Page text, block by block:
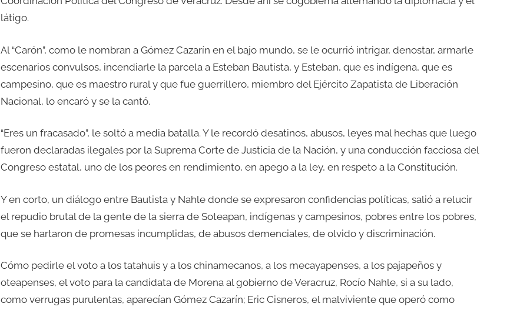
látigo.
Al “Carón”, como le nombran a Gómez Cazarín en el bajo mundo, se le ocurrió intrigar, denostar, armarle
escenarios convulsos, incendiarle la parcela a Esteban Bautista, y Esteban, que es indígena, que es
campesino, que es maestro rural y que fue guerrillero, miembro del Ejército Zapatista de Liberación
Nacional, lo encaró y se la cantó.
“Eres un fracasado”, le soltó a media batalla. Y le recordó desatinos, abusos, leyes mal hechas que luego
fueron declaradas ilegales por la Suprema Corte de Justicia de la Nación, y una conducción facciosa del
Congreso estatal, uno de los peores en rendimiento, en apego a la ley, en respeto a la Constitución.
Y en corto, un diálogo entre Bautista y Nahle donde se expresaron confidencias políticas, salió a relucir
el repudio brutal de la gente de la sierra de Soteapan, indígenas y campesinos, pobres entre los pobres,
que se hartaron de promesas incumplidas, de abusos demenciales, de olvido y discriminación.
Cómo pedirle el voto a los tatahuis y a los chinamecanos, a los mecayapenses, a los pajapeños y
oteapenses, el voto para la candidata de Morena al gobierno de Veracruz, Rocío Nahle, si a su lado,
como verrugas purulentas, aparecían Gómez Cazarín; Eric Cisneros, el malviviente que operó como